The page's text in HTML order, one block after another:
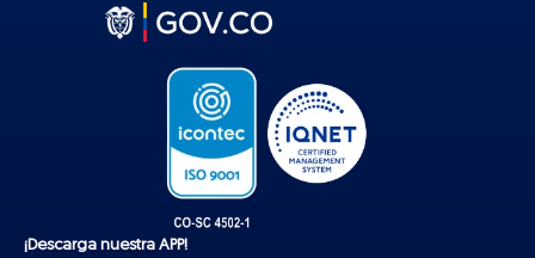
¡Descarga nuestra APP!